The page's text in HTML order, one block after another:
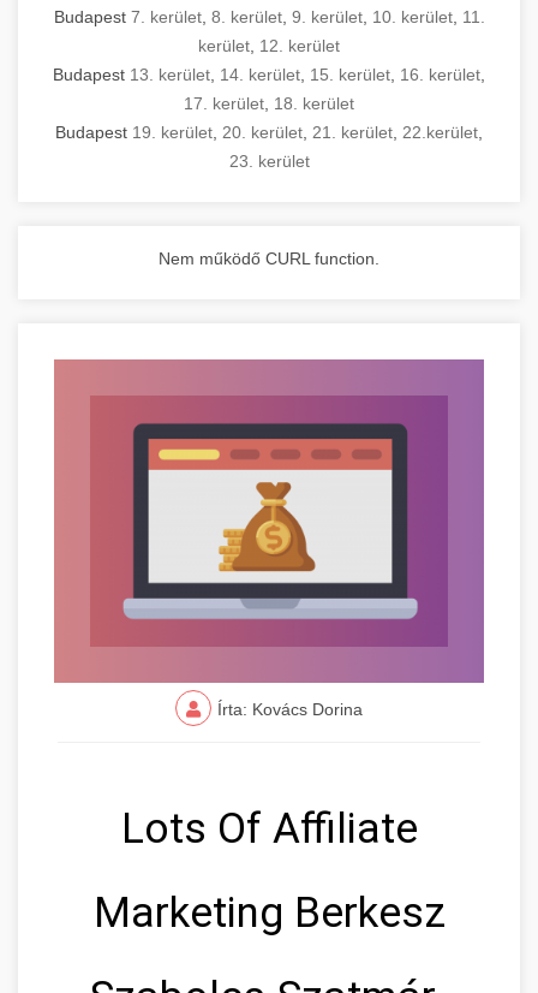
Budapest 7. kerület, 8. kerület, 9. kerület, 10. kerület, 11.
kerület 12. kerület
Budapest 13. kerület 14. kerület 15. kerület 16. kerület
17. kerület 18. kerület
Budapest 19. kerület 20. kerület 21. kerület 22.kerület
23. kerület
Nem működő CURL function.
Írta: Kovács Dorina
Lots Of Affiliate
Marketing Berkesz